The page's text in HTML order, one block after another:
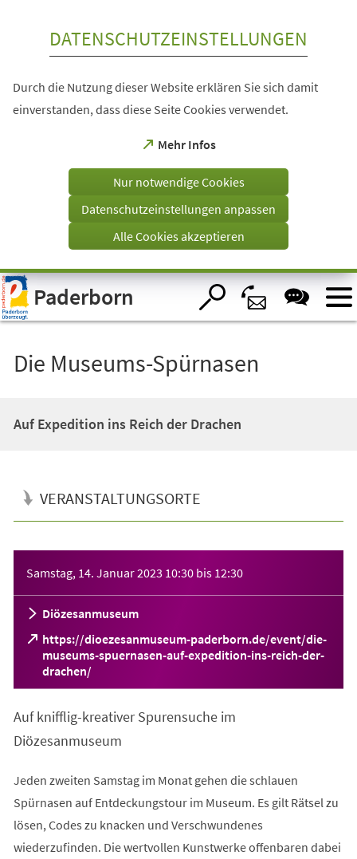
Visuelle
Assistenzsoftware
öffnen.
DATENSCHUTZEINSTELLUNGEN
Durch die Nutzung dieser Website erklären Sie sich damit
einverstanden, dass diese Seite Cookies verwendet.
Mehr Infos
(Öffnet
einem
Tab)
Nur notwendige Cookies
Datenschutzeinstellungen anpassen
Alle Cookies akzeptieren
Paderborn
Die Museums-Spürnasen
Auf Expedition ins Reich der Drachen
VERANSTALTUNGSORTE
Samstag, 14. Januar 2023 10:30 bis 12:30
Diözesanmuseum
https://dioezesanmuseum-paderborn.de/event/die-
museums-spuernasen-auf-expedition-ins-reich-der-
drachen/
(Öffnet
in
neuen
Tab)
Auf knifflig-kreativer Spurensuche im
Diözesanmuseum
Jeden zweiten Samstag im Monat gehen die schlauen
Spürnasen auf Entdeckungstour im Museum. Es gilt Rätsel zu
lösen, Codes zu knacken und Verschwundenes
wiederzufinden. Die wertvollen Kunstwerke offenbaren dabei